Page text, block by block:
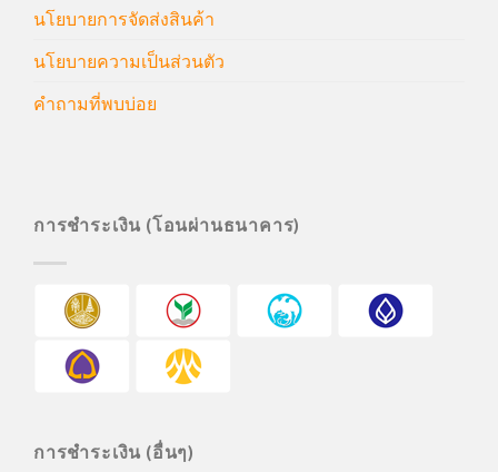
นโยบายการจัดส่งสินค้า
นโยบายความเป็นส่วนตัว
คำถามที่พบบ่อย
การชำระเงิน (โอนผ่านธนาคาร)
การชำระเงิน (อื่นๆ)